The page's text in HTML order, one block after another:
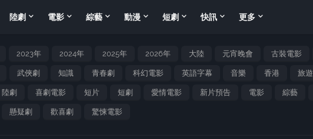
陸劇 電影 綜藝 動漫 短劇 快訊 更多
2023年 2024年 2025年 2026年 大陸 元宵晚會 古裝電影
武俠劇 知識 青春劇 科幻電影 英語字幕 音樂 香港 旅遊
陸劇 喜劇電影 短片 短劇 愛情電影 新片預告 電影 綜藝
懸疑劇 歡喜劇 驚悚電影